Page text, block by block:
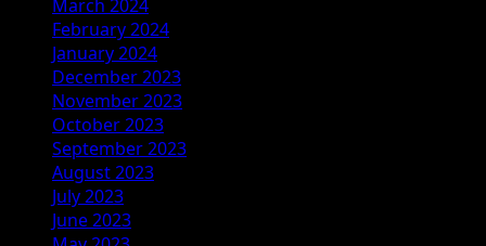
March 2024
February 2024
January 2024
December 2023
November 2023
October 2023
September 2023
August 2023
July 2023
June 2023